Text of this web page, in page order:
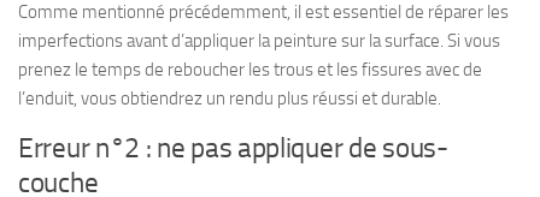
Comme mentionné précédemment, il est essentiel de réparer les
imperfections avant d’appliquer la peinture sur la surface. Si vous
prenez le temps de reboucher les trous et les fissures avec de
l’enduit, vous obtiendrez un rendu plus réussi et durable.
Erreur n°2 : ne pas appliquer de sous-
couche